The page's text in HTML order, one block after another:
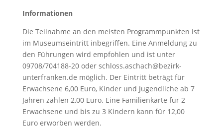
Informationen
Die Teilnahme an den meisten Programmpunkten ist
im Museumseintritt inbegriffen. Eine Anmeldung zu
den Führungen wird empfohlen und ist unter
09708/704188-20 oder schloss.aschach@bezirk-
unterfranken.de möglich. Der Eintritt beträgt für
Erwachsene 6,00 Euro, Kinder und Jugendliche ab 7
Jahren zahlen 2,00 Euro. Eine Familienkarte für 2
Erwachsene und bis zu 3 Kindern kann für 12,00
Euro erworben werden.